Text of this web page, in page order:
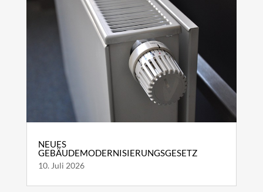
NEUES
GEBÄUDEMODERNISIERUNGSGESETZ
10. Juli 2026